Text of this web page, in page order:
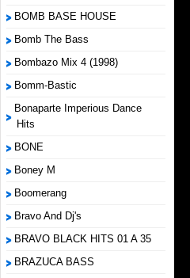
BOMB BASE HOUSE
Bomb The Bass
Bombazo Mix 4 (1998)
Bomm-Bastic
Bonaparte Imperious Dance
Hits
BONE
Boney M
Boomerang
Bravo And Dj's
BRAVO BLACK HITS 01 A 35
BRAZUCA BASS